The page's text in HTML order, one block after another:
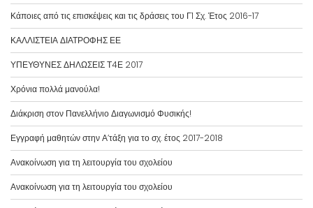
ί
ο
ά
ρ
θ
ρ
ω
ν
α
ν
ά
Κάποιες από τις επισκέψεις και τις δράσεις του Γ1 Σχ. Έτος 2016-17
ΚΑΛΛΙΣΤΕΙΑ ΔΙΑΤΡΟΦΗΣ ΕΕ
ΥΠΕΥΘΥΝΕΣ ΔΗΛΩΣΕΙΣ Τ4Ε 2017
Χρόνια πολλά μανούλα!
Διάκριση στον Πανελλήνιο Διαγωνισμό Φυσικής!
Εγγραφή μαθητών στην Α’τάξη για το σχ. έτος 2017-2018
Ανακοίνωση για τη λειτουργία του σχολείου
Ανακοίνωση για τη λειτουργία του σχολείου